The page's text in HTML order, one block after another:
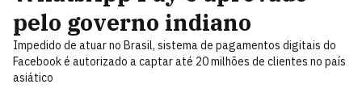
pelo governo indiano
Impedido de atuar no Brasil, sistema de pagamentos digitais do
Facebook é autorizado a captar até 20 milhões de clientes no país
asiático